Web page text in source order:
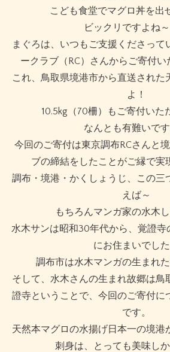
こども食堂でマグロ丼を出
ビックリですよね
まぐろは、いつもご支援くださって
ークラブ（RC）さんからご寄付い
これ、鳥取県境港市から直送された
よ！
10.5kg（70柵）もご寄付いた
なんとも有難いで
今回のご寄付は東京調布RCさんと
ブの締結をしたことがご縁で実
調布・境港・かくしょうじ、この三
えば～
もちろんマンガ家の水木
水木サンは昭和30年代から、覚證
にお住まいでした
調布市は水木マンガの生まれ
そして、水木さんの生まれ故郷は鳥
證寺ということで、今回のご寄付に
です。
天然本マグロの水揚げ日本一の境港
刺身は、とっても美味しか